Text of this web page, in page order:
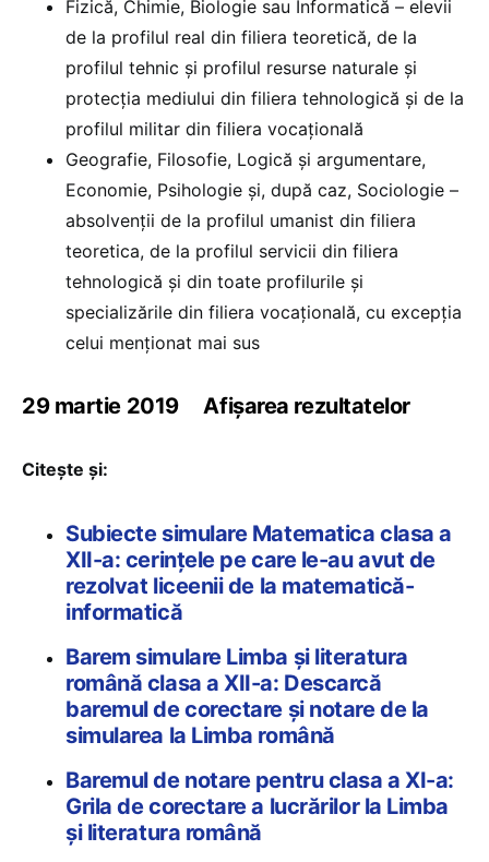
Fizică, Chimie, Biologie sau Informatică – elevii
de la profilul real din filiera teoretică, de la
profilul tehnic și profilul resurse naturale și
protecția mediului din filiera tehnologică și de la
profilul militar din filiera vocațională
Geografie, Filosofie, Logică și argumentare,
Economie, Psihologie și, după caz, Sociologie –
absolvenții de la profilul umanist din filiera
teoretica, de la profilul servicii din filiera
tehnologică și din toate profilurile și
specializările din filiera vocațională, cu excepția
celui menționat mai sus
29 martie 2019 Afișarea rezultatelor
Citește și:
Subiecte simulare Matematica clasa a
XII-a: cerințele pe care le-au avut de
rezolvat liceenii de la matematică-
informatică
Barem simulare Limba și literatura
română clasa a XII-a: Descarcă
baremul de corectare și notare de la
simularea la Limba română
Baremul de notare pentru clasa a XI-a:
Grila de corectare a lucrărilor la Limba
și literatura română